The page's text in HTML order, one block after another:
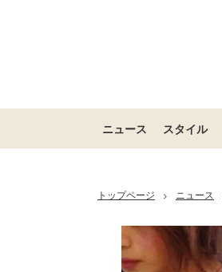
ニュース スタイル
トップページ > ニュース